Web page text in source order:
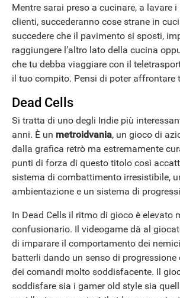
Mentre sarai preso a cucinare, a lavare
clienti, succederanno cose strane in
succedere che il pavimento si sposti,
raggiungere l’altro lato della cucina
che tu debba viaggiare con il
il tuo compito. Pensi di poter affrontare
Dead Cells
Si tratta di uno degli Indie più
anni. È un metroidvania, un gioco di
dalla grafica retrò ma estremamente
punti di forza di questo titolo così
sistema di combattimento irresistibile,
ambientazione e un sistema di
In Dead Cells il ritmo di gioco è elevato
confusionario. Il videogame dà al
di imparare il comportamento dei
batterli dando un senso di progressione
dei comandi molto soddisfacente. Il
soddisfare sia i gamer old style sia